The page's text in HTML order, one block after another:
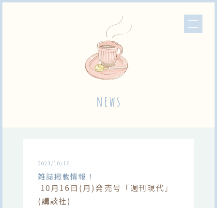
news
2023/10/16
雑誌掲載情報！
10月16日(月)発売号「週刊現代」
(講談社)